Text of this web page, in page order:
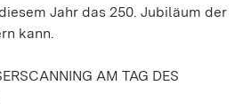
Jahr das 250. Jubiläum der
kann.
AM TAG DES